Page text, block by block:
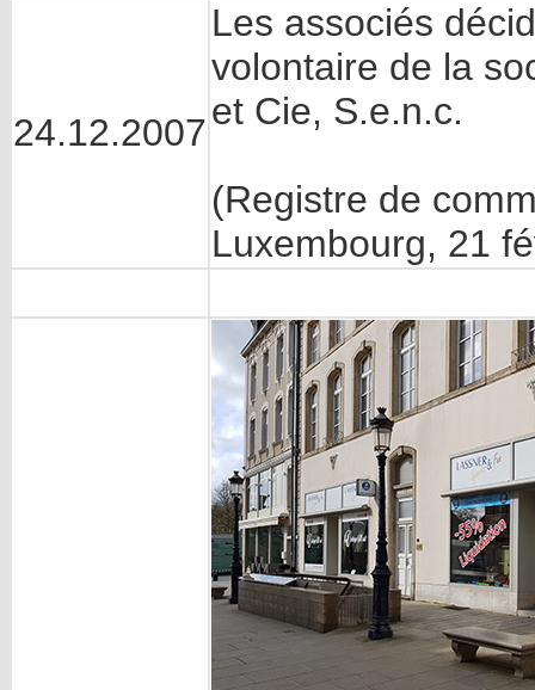
24.12.2007
Les associés
volontaire de la
et Cie, S.e.n.c.
(Registre de
Luxembourg, 21